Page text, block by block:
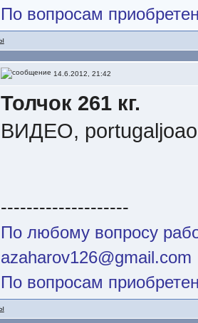
По вопросам
14.6.2012, 21:42
Толчок 261 кг.
ВИДЕО,
--------------------
По любому вопросу
azaharov126@gmail.com
По вопросам